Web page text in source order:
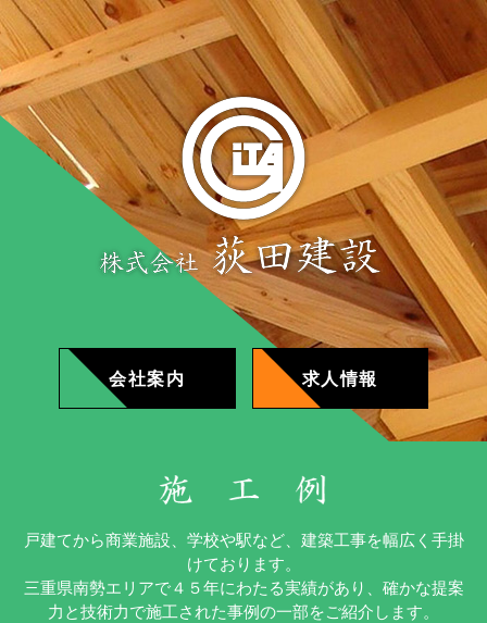
会社案内 求人情報
戸建てから商業施設、学校や駅など、建築工事を幅広く手掛
けております。
三重県南勢エリアで４５年にわたる実績があり、確かな提案
力と技術力で施工された事例の一部をご紹介します。